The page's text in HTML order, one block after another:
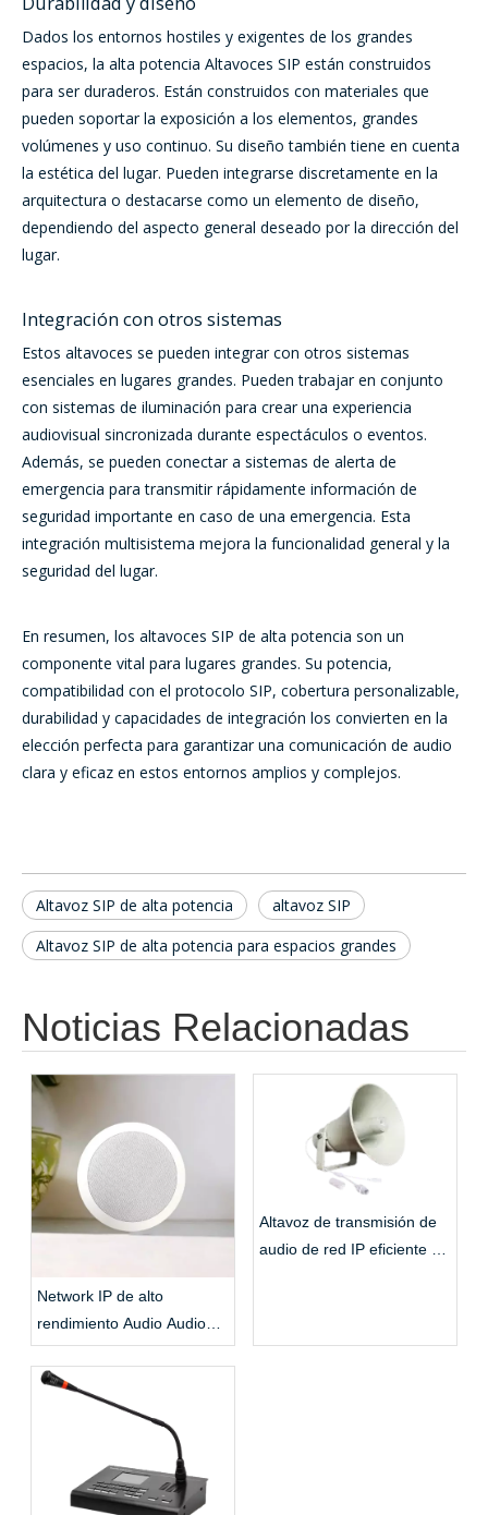
Dados los entornos hostiles y exigentes de los grandes
espacios, la alta potencia Altavoces SIP están construidos
para ser duraderos. Están construidos con materiales que
pueden soportar la exposición a los elementos, grandes
volúmenes y uso continuo. Su diseño también tiene en cuenta
la estética del lugar. Pueden integrarse discretamente en la
arquitectura o destacarse como un elemento de diseño,
dependiendo del aspecto general deseado por la dirección del
lugar.
Integración con otros sistemas
Estos altavoces se pueden integrar con otros sistemas
esenciales en lugares grandes. Pueden trabajar en conjunto
con sistemas de iluminación para crear una experiencia
audiovisual sincronizada durante espectáculos o eventos.
Además, se pueden conectar a sistemas de alerta de
emergencia para transmitir rápidamente información de
seguridad importante en caso de una emergencia. Esta
integración multisistema mejora la funcionalidad general y la
seguridad del lugar.
En resumen, los altavoces SIP de alta potencia son un
componente vital para lugares grandes. Su potencia,
compatibilidad con el protocolo SIP, cobertura personalizable,
durabilidad y capacidades de integración los convierten en la
elección perfecta para garantizar una comunicación de audio
clara y eficaz en estos entornos amplios y complejos.
Altavoz SIP de alta potencia
altavoz SIP
Altavoz SIP de alta potencia para espacios grandes
Noticias Relacionadas
Network IP de alto
rendimiento Audio Audio
Techo activo Altavoz
Altavoz de transmisión de
audio de red IP eficiente y